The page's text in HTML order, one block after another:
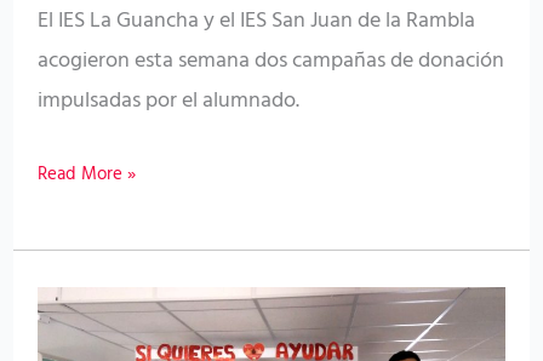
El IES La Guancha y el IES San Juan de la Rambla
acogieron esta semana dos campañas de donación
impulsadas por el alumnado.
Tenerife
Read More »
El
ICHH